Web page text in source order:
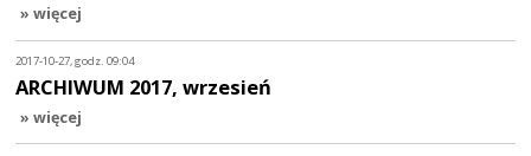
» więcej
2017-10-27, godz. 09:04
ARCHIWUM 2017, wrzesień
» więcej